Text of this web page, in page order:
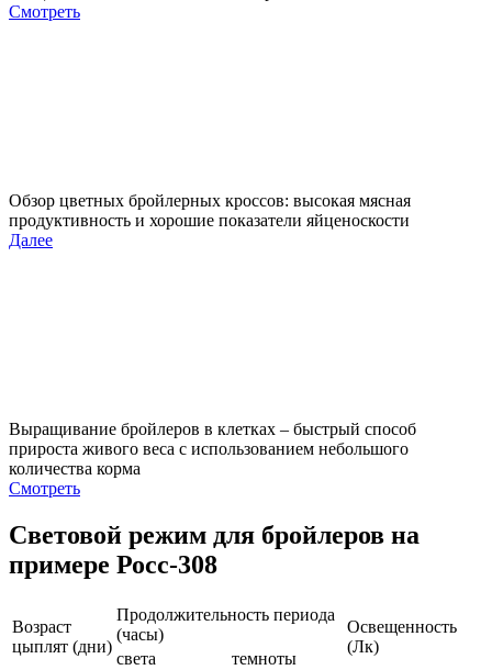
Смотреть
Обзор цветных бройлерных кроссов: высокая мясная
продуктивность и хорошие показатели яйценоскости
Далее
Выращивание бройлеров в клетках – быстрый способ
прироста живого веса с использованием небольшого
количества корма
Смотреть
Световой режим для бройлеров на
примере Росс-308
Возраст
цыплят (дни)
Продолжительность периода
(часы)
Освещенность
(Лк)
света
темноты